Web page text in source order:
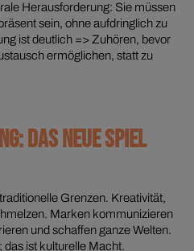
Herausforderung: Sie müssen
sein, ohne aufdringlich zu
ist deutlich => Zuhören, bevor
ermöglichen, statt zu
DAS NEUE SPIEL
Grenzen. Kreativität,
Marken kommunizieren
und schaffen ganze Welten.
das ist kulturelle Macht.